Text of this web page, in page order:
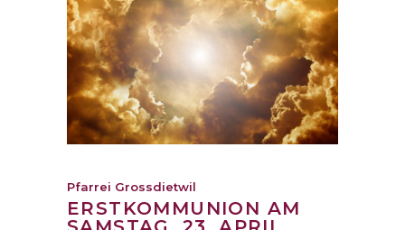
Pfarrei Grossdietwil
ERSTKOMMUNION AM